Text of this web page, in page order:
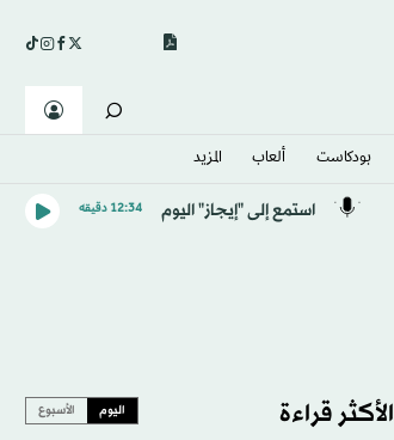
بودكاست ألعاب المزيد
استمع إلى "إيجاز" اليوم 12:34 دقيقه
الأكثر قراءة اليوم الأسبوع